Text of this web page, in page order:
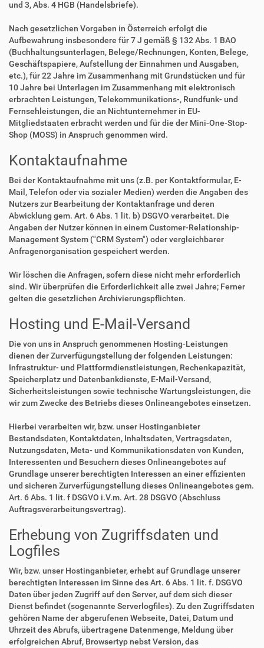
und 3, Abs. 4 HGB (Handelsbriefe).
Nach gesetzlichen Vorgaben in Österreich erfolgt die
Aufbewahrung insbesondere für 7 J gemäß § 132 Abs. 1 BAO
(Buchhaltungsunterlagen, Belege/Rechnungen, Konten, Belege,
Geschäftspapiere, Aufstellung der Einnahmen und Ausgaben,
etc.), für 22 Jahre im Zusammenhang mit Grundstücken und für
10 Jahre bei Unterlagen im Zusammenhang mit elektronisch
erbrachten Leistungen, Telekommunikations-, Rundfunk- und
Fernsehleistungen, die an Nichtunternehmer in EU-
Mitgliedstaaten erbracht werden und für die der Mini-One-Stop-
Shop (MOSS) in Anspruch genommen wird.
Kontaktaufnahme
Bei der Kontaktaufnahme mit uns (z.B. per Kontaktformular, E-
Mail, Telefon oder via sozialer Medien) werden die Angaben des
Nutzers zur Bearbeitung der Kontaktanfrage und deren
Abwicklung gem. Art. 6 Abs. 1 lit. b) DSGVO verarbeitet. Die
Angaben der Nutzer können in einem Customer-Relationship-
Management System ("CRM System") oder vergleichbarer
Anfragenorganisation gespeichert werden.
Wir löschen die Anfragen, sofern diese nicht mehr erforderlich
sind. Wir überprüfen die Erforderlichkeit alle zwei Jahre; Ferner
gelten die gesetzlichen Archivierungspflichten.
Hosting und E-Mail-Versand
Die von uns in Anspruch genommenen Hosting-Leistungen
dienen der Zurverfügungstellung der folgenden Leistungen:
Infrastruktur- und Plattformdienstleistungen, Rechenkapazität,
Speicherplatz und Datenbankdienste, E-Mail-Versand,
Sicherheitsleistungen sowie technische Wartungsleistungen, die
wir zum Zwecke des Betriebs dieses Onlineangebotes einsetzen.
Hierbei verarbeiten wir, bzw. unser Hostinganbieter
Bestandsdaten, Kontaktdaten, Inhaltsdaten, Vertragsdaten,
Nutzungsdaten, Meta- und Kommunikationsdaten von Kunden,
Interessenten und Besuchern dieses Onlineangebotes auf
Grundlage unserer berechtigten Interessen an einer effizienten
und sicheren Zurverfügungstellung dieses Onlineangebotes gem.
Art. 6 Abs. 1 lit. f DSGVO i.V.m. Art. 28 DSGVO (Abschluss
Auftragsverarbeitungsvertrag).
Erhebung von Zugriffsdaten und
Logfiles
Wir, bzw. unser Hostinganbieter, erhebt auf Grundlage unserer
berechtigten Interessen im Sinne des Art. 6 Abs. 1 lit. f. DSGVO
Daten über jeden Zugriff auf den Server, auf dem sich dieser
Dienst befindet (sogenannte Serverlogfiles). Zu den Zugriffsdaten
gehören Name der abgerufenen Webseite, Datei, Datum und
Uhrzeit des Abrufs, übertragene Datenmenge, Meldung über
erfolgreichen Abruf, Browsertyp nebst Version, das